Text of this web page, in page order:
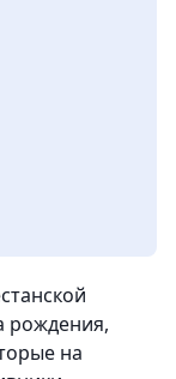
рождения,
на